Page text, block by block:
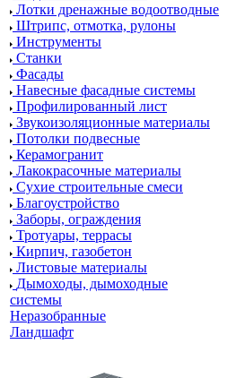
Лотки дренажные водоотводные
Штрипс, отмотка, рулоны
Инструменты
Станки
Фасады
Навесные фасадные системы
Профилированный лист
Звукоизоляционные материалы
Потолки подвесные
Керамогранит
Лакокрасочные материалы
Сухие строительные смеси
Благоустройство
Заборы, ограждения
Тротуары, террасы
Кирпич, газобетон
Листовые материалы
Дымоходы, дымоходные
системы
Неразобранные
Ландшафт